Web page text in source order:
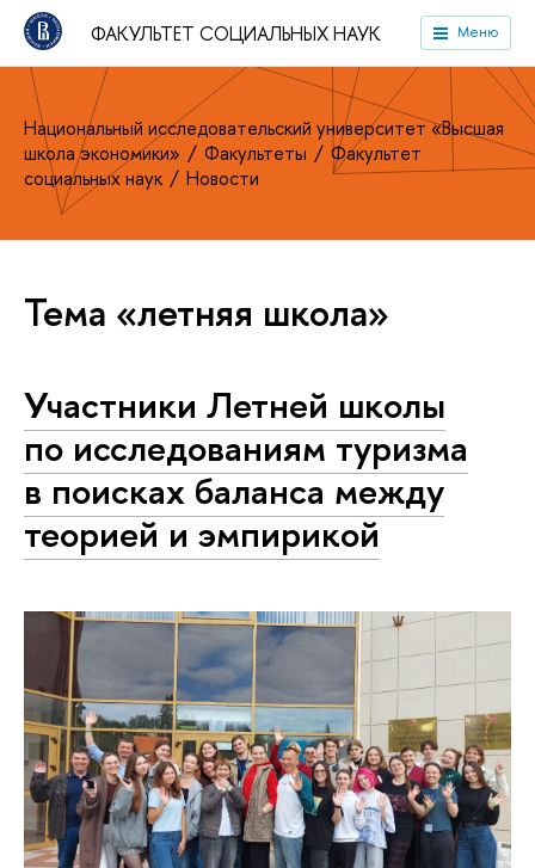
ФАКУЛЬТЕТ СОЦИАЛЬНЫХ НАУК Меню
Национальный исследовательский университет «Высшая
школа экономики»
Факультеты
Факультет
социальных наук
Новости
Тема «летняя школа»
Участники Летней школы
по исследованиям туризма
в поисках баланса между
теорией и эмпирикой